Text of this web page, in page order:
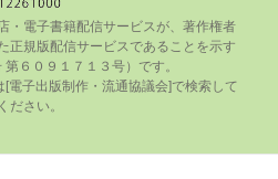
・電⼦書籍配信サービスが、著作権者
正規版配信サービスであることを⽰す
６０９１７１３号）です。
ください。